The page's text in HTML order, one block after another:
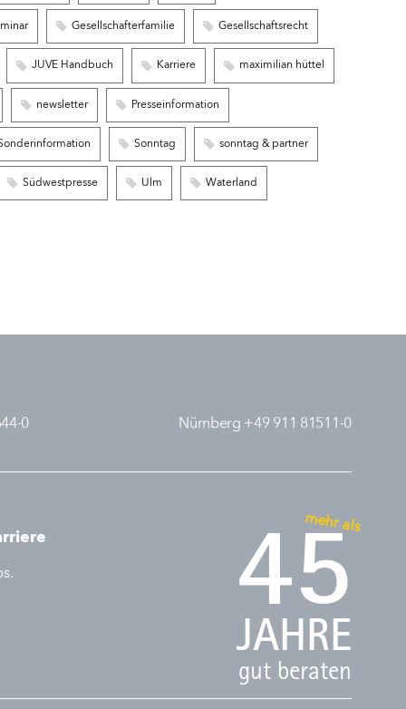
Gesellschafterfamilie Gesellschaftsrecht
JUVE Handbuch Karriere maximilian hüttel
newsletter Presseinformation
Sonntag sonntag & partner
Südwestpresse Ulm Waterland
0 Nürnberg +49 911 81511-0
mehr als
45
JAHRE
gut beraten